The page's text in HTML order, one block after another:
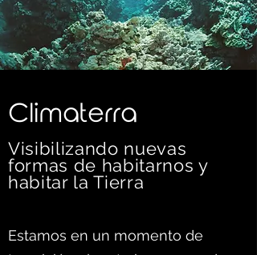
C limaterra
Visibilizando nuevas
formas de habitarnos y
habitar la Tierra
Estamos en un momento de